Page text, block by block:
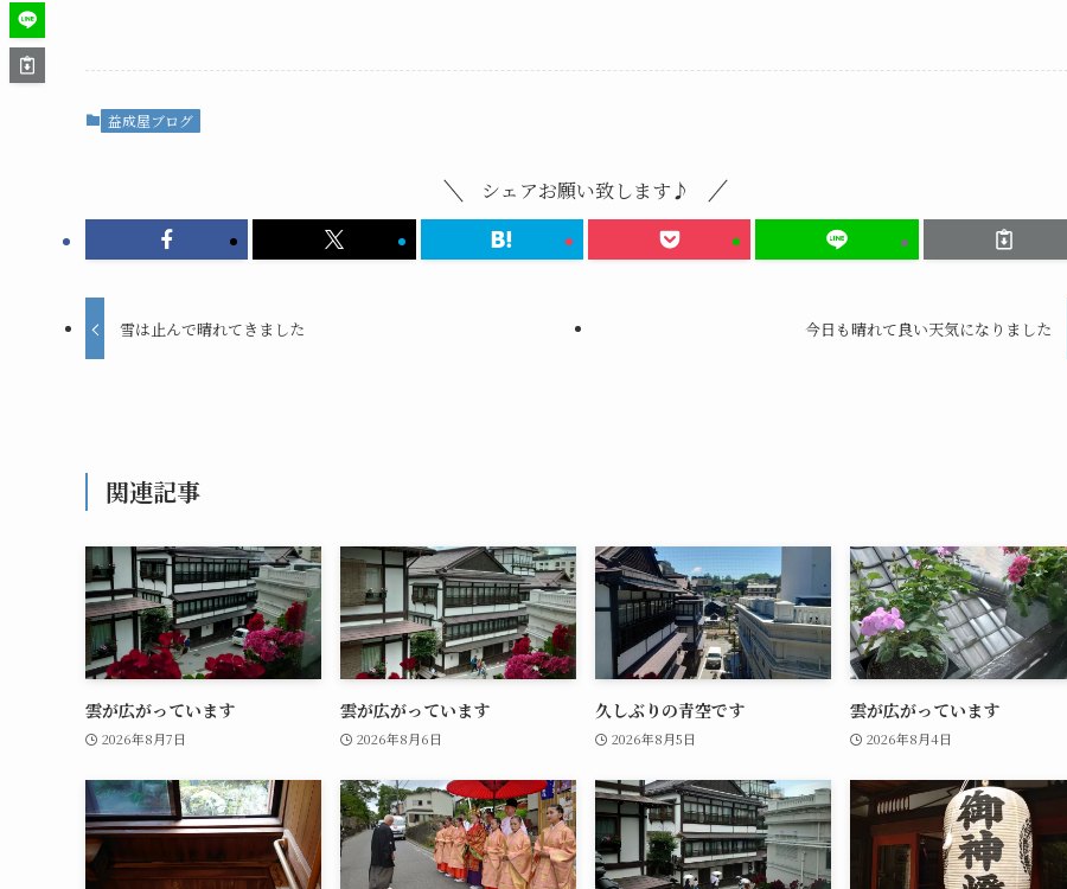
益成屋ブログ
シェアお願い致します♪
雪は止んで晴れてきました 今日も晴れて良い天気になりました
関連記事
雲が広がっています
2026年8月7日
雲が広がっています
2026年8月6日
久しぶりの青空です
2026年8月5日
雲が広がっています
2026年8月4日